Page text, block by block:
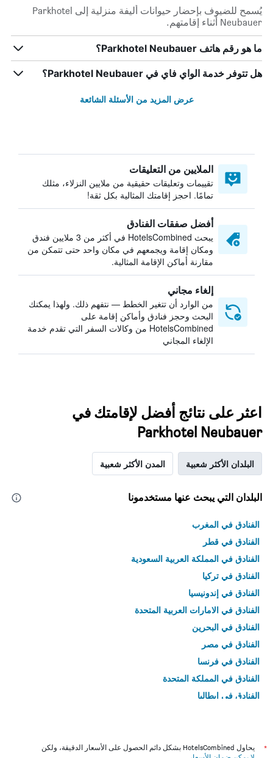
يُسمح للضيوف بإحضار حيوانات أليفة منزلية إلى Parkhotel
Neubauer أثناء إقامتهم.
ما هو رقم هاتف Parkhotel Neubauer؟
هل تتوفر خدمة الواي فاي في Parkhotel Neubauer؟
عرض المزيد من الأسئلة الشائعة
الملايين من التعليقات
تقييمات وتعليقات حقيقية من ملايين النزلاء، مثلك
تمامًا. احجز إقامتك المثالية بكل ثقة!
أفضل صفقات الفنادق
يبحث HotelsCombined في أكثر من 3 ملايين فندق
ومكان إقامة ويجمعهم في مكان واحد حتى تتمكن من
مقارنة أماكن الإقامة المثالية.
إلغاء مجاني
من الوارد أن تتغير الخطط — نتفهم ذلك. ولهذا يمكنك
البحث وحجز فنادق وأماكن إقامة على
HotelsCombined من وكالات السفر التي تقدم خدمة
الإلغاء المجاني
اعثر على نتائج أفضل لإقامتك في
Parkhotel Neubauer
البلدان الأكثر شعبية المدن الأكثر شعبية
البلدان التي يبحث عنها مستخدمونا
الفنادق في المغرب
الفنادق في قطر
الفنادق في المملكة العربية السعودية
الفنادق في تركيا
الفنادق في إندونيسيا
الفنادق في الامارات العربية المتحدة
الفنادق في البحرين
الفنادق في مصر
الفنادق في فرنسا
الفنادق في المملكة المتحدة
الفنادق في إيطاليا
*
يحاول HotelsCombined بشكل دائم الحصول على الأسعار الدقيقة، ولكن